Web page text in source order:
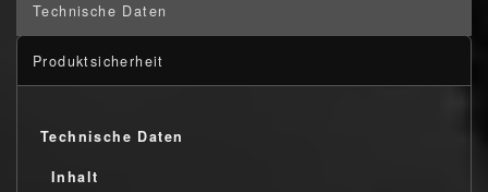
Technische Daten
Produktsicherheit
Technische Daten
Inhalt